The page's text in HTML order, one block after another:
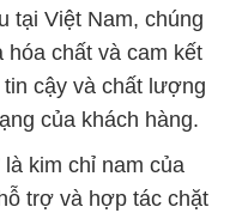
tại Việt Nam, chúng
hóa chất và cam kết
cậy và chất lượng
của khách hàng.
là kim chỉ nam của
trợ và hợp tác chặt